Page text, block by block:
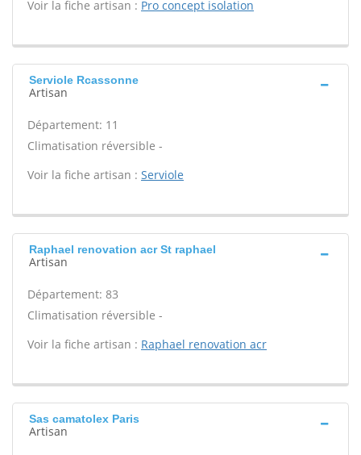
Voir la fiche artisan : Pro concept isolation
Serviole Rcassonne
Artisan
Département: 11
Climatisation réversible -
Voir la fiche artisan : Serviole
Raphael renovation acr St raphael
Artisan
Département: 83
Climatisation réversible -
Voir la fiche artisan : Raphael renovation acr
Sas camatolex Paris
Artisan